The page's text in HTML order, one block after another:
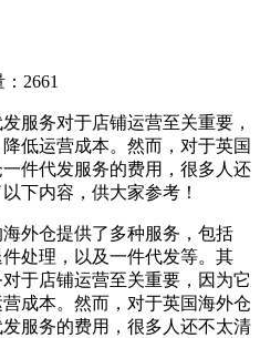
2661
服务对于店铺运营至关重要，
低运营成本。然而，对于英国
件代发服务的费用，很多人还
下内容，供大家参考！
外仓提供了多种服务，包括
处理，以及一件代发等。其
于店铺运营至关重要，因为它
成本。然而，对于英国海外仓
服务的费用，很多人还不太清